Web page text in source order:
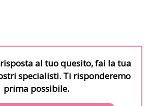
al tuo quesito, fai la tua
specialisti. Ti risponderemo
prima possibile.